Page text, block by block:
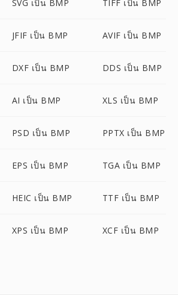
SVG เป็น BMP TIFF เป็น BMP
JFIF เป็น BMP AVIF เป็น BMP
DXF เป็น BMP DDS เป็น BMP
AI เป็น BMP XLS เป็น BMP
PSD เป็น BMP PPTX เป็น BMP
EPS เป็น BMP TGA เป็น BMP
HEIC เป็น BMP TTF เป็น BMP
XPS เป็น BMP XCF เป็น BMP